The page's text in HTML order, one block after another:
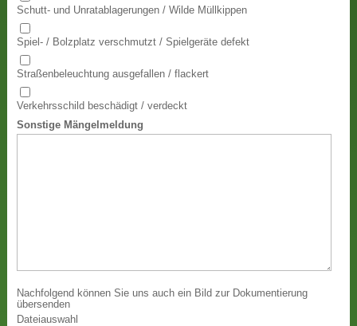
Schutt- und Unratablagerungen / Wilde Müllkippen
Spiel- / Bolzplatz verschmutzt / Spielgeräte defekt
Straßenbeleuchtung ausgefallen / flackert
Verkehrsschild beschädigt / verdeckt
Sonstige Mängelmeldung
Nachfolgend können Sie uns auch ein Bild zur Dokumentierung
übersenden
Dateiauswahl